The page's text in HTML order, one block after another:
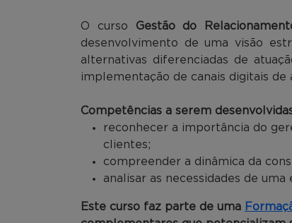
O curso Gestão do
desenvolvimento de uma visão
alternativas diferenciadas de
implementação de canais digitais de
Competências a serem
reconhecer a importância do
clientes;
compreender a dinâmica da
analisar as necessidades de
Este curso faz parte de uma